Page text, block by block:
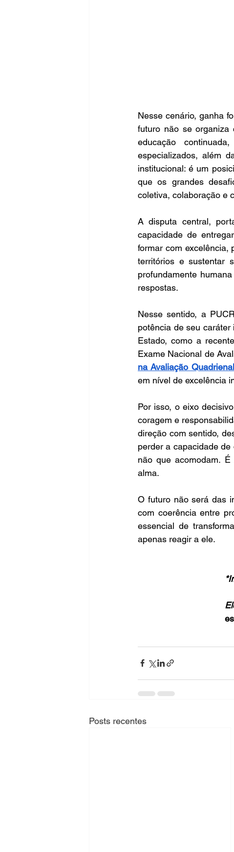
Nesse cenário, ganha
futuro não se
educação
especializados, além
institucional: é um
que os grandes
coletiva, colaboração e
A disputa central,
capacidade de
formar com excelência,
territórios e sustentar
profundamente
respostas.
Nesse sentido, a
potência de seu
Estado, como a
Exame Nacional de
na Avaliação
em nível de excelência
Por isso, o eixo
coragem e
direção com sentido,
perder a capacidade
não que acomodam.
alma.
O futuro não será das
com coerência entre
essencial de
apenas reagir a ele.
Posts recentes